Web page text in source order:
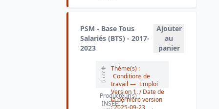
PSM - Base Tous
Salariés (BTS) - 2017-
2023
Ajouter
au
panier
Thème(s) :
Conditions de
travail — Emploi
Version 1./ Date de
la dernière version
:2025-09-23
Producteur(s) :
INSEE ;